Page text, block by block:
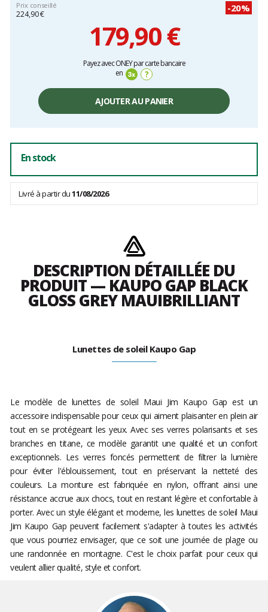
Prix conseillé
224,90 €
-20%
179,90 €
Payez avec ONEY par carte bancaire
en
?
AJOUTER AU PANIER
En stock
Livré à partir du11/08/2026
DESCRIPTION DÉTAILLÉE DU
PRODUIT — KAUPO GAP BLACK
GLOSS GREY MAUIBRILLIANT
Lunettes de soleil Kaupo Gap
Le modèle de lunettes de soleil Maui Jim Kaupo Gap est un
accessoire indispensable pour ceux qui aiment plaisanter en plein air
tout en se protégeant les yeux. Avec ses verres polarisants et ses
branches en titane, ce modèle garantit une qualité et un confort
exceptionnels. Les verres foncés permettent de filtrer la lumière
pour éviter l'éblouissement, tout en préservant la netteté des
couleurs. La monture est fabriquée en nylon, offrant ainsi une
résistance accrue aux chocs, tout en restant légère et confortable à
porter. Avec un style élégant et moderne, les lunettes de soleil Maui
Jim Kaupo Gap peuvent facilement s'adapter à toutes les activités
que vous pourriez envisager, que ce soit une journée de plage ou
une randonnée en montagne. C'est le choix parfait pour ceux qui
veulent allier qualité, style et confort.